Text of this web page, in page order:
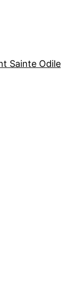
Sainte Odile